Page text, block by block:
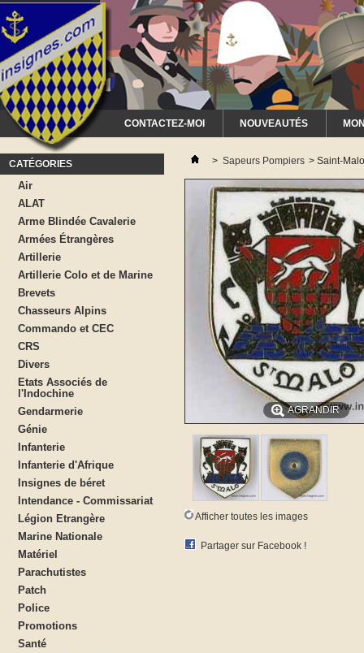
CONTACTEZ-MOI NOUVEAUTÉS
CATÉGORIES
Air
ALAT
Arme Blindée Cavalerie
Armées Étrangères
Artillerie
Artillerie Colo et de Marine
Brevets
Chasseurs Alpins
Commando et CEC
CRS
Divers
Etats Associés de
l'Indochine
Gendarmerie
Génie
Infanterie
Infanterie d'Afrique
Insignes de béret
Intendance - Commissariat
Légion Etrangère
Marine Nationale
Matériel
Parachutistes
Patch
Police
Promotions
Santé
> Sapeurs Pompiers > Saint-
AGRANDIR
Afficher toutes les images
Partager sur Facebook !